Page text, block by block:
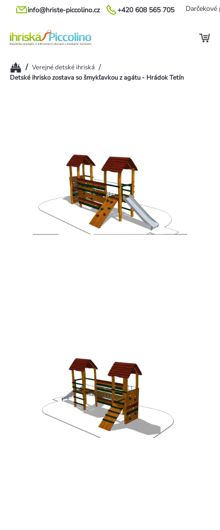
Prejsť
+420 608 565 705
info@hriste-piccolino.cz Darčekové
Domov
/ Verejné detské ihriská /
Detské ihrisko zostava so šmykľavkou z agátu - Hrádok Tetín